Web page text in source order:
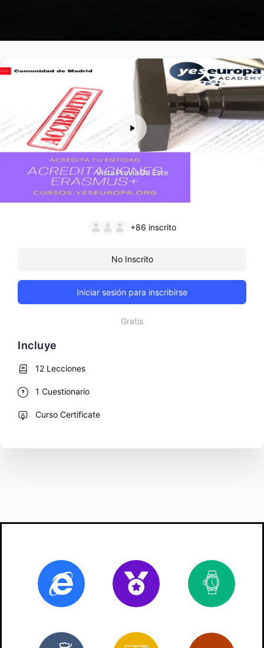
Online Certificado
Vista Previa De Este
+86 inscrito
No Inscrito
Iniciar sesión para inscribirse
Gratis
Incluye
12 Lecciones
1 Cuestionario
Curso Certificate